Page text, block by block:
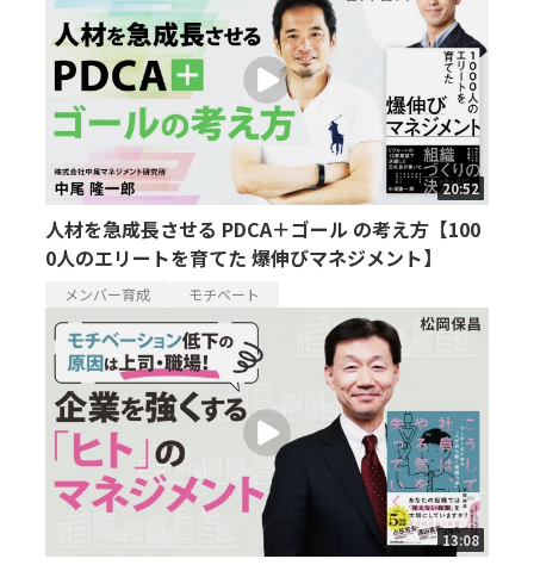
20:52
人材を急成長させる PDCA＋ゴール の考え方【100
0人のエリートを育てた 爆伸びマネジメント】
メンバー育成 モチベート
13:08